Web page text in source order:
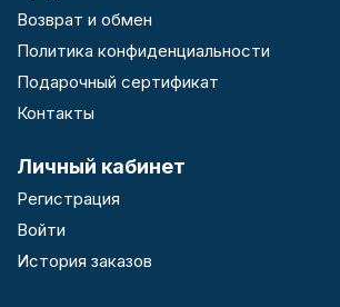
Возврат и обмен
Политика конфиденциальности
Подарочный сертификат
Контакты
Личный кабинет
Регистрация
Войти
История заказов